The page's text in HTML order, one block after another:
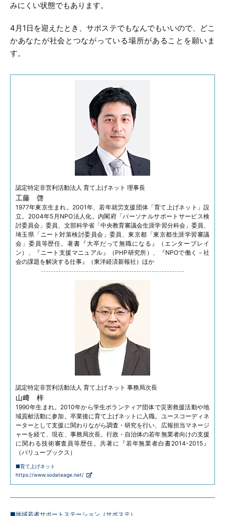
みにくい状態でもあります。
4月1日を迎えたとき、サポステでもなんでもいいので、どこ
かあなたが社会とつながっている場所があることを願いま
す。
認定特定非営利活動法人 育て上げネット 理事長
工藤 啓
1977年東京生まれ。2001年、若年就労支援団体「育て上げネット」設
立。2004年5月NPO法人化。内閣府「パーソナルサポートサービス検
討委員会」委員、文部科学省「中央教育審議会生涯学習分科会」委員、
埼玉県「ニート対策検討委員会」委員、東京都「東京都生涯学習審議
会」委員等歴任。著書『大卒だって無職になる』（エンターブレイ
ン）、『ニート支援マニュアル』（PHP研究所）、『NPOで働く－社
会の課題を解決する仕事』（東洋経済新報社）ほか
認定特定非営利活動法人 育て上げネット 事務局次長
山﨑 梓
1990年生まれ。2010年から学生ボランティア団体で災害救援活動や地
域貢献活動に参加。卒業後に育て上げネットに入職。ユースコーディネ
ーターとして支援に関わりながら調査・研究を行い、広報担当マネージ
ャーを経て、現在、事務局次長。行政・自治体の若年無業者向けの支援
に関わる技術審査員等歴任。共著に『若年無業者白書2014-2015』
（バリューブックス）
■育て上げネット
https://www.sodateage.net/
■地域若者サポートステーション（サポステ）